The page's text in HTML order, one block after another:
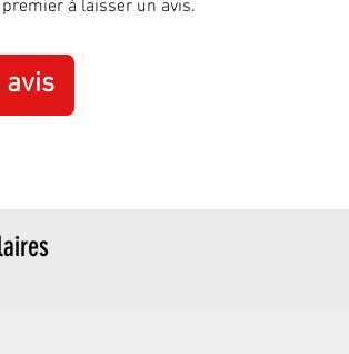
à laisser un avis.
avis